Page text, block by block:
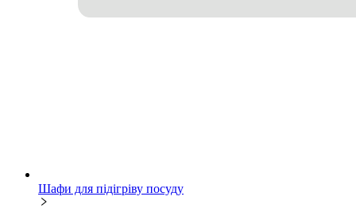
Шафи для підігріву посуду